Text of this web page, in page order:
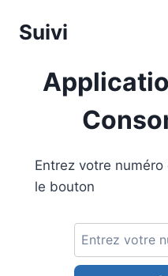
Suivi
Entrez votre
le bouton